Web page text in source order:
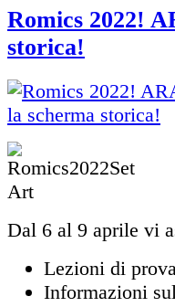
Romics 2022!
storica!
Dal 6 al 9 aprile vi
Lezioni di
Informazioni